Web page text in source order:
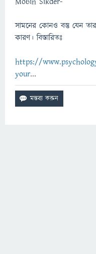
সামনের কোনও বস্তু যেন
কারণ। বিস্তারিতঃ
https://
your...